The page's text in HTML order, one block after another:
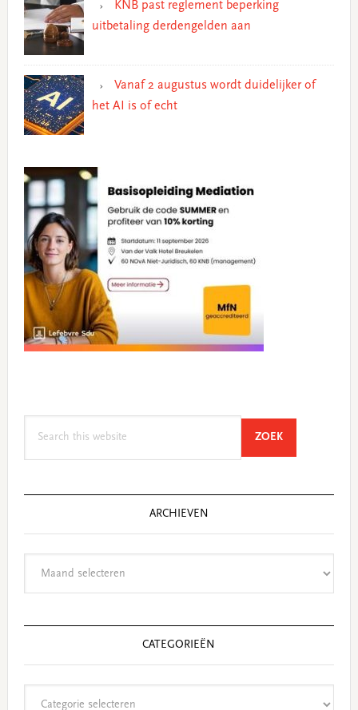
KNB past reglement beperking
uitbetaling derdengelden aan
Vanaf 2 augustus wordt duidelijker of
het AI is of echt
ZOEKSEARCH
ARCHIEVEN
CATEGORIEËN